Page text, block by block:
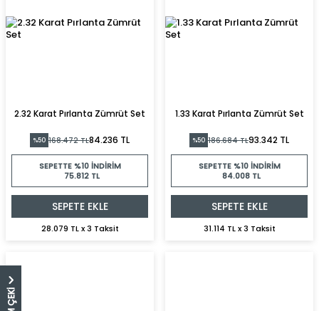
2.32 Karat Pırlanta Zümrüt Set
%50 168.472 TL84.236 TL
SEPETTE %10 İNDIRIM
75.812 TL
SEPETE EKLE
28.079 TL x 3 Taksit
1.33 Karat Pırlanta Zümrüt Set
%50 186.684 TL93.342 TL
SEPETTE %10 İNDIRIM
84.008 TL
SEPETE EKLE
31.114 TL x 3 Taksit